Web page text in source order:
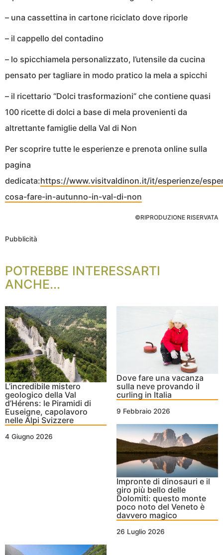
– una cassettina in cartone riciclato dove riporle
– il cappello del contadino
– lo spicchiamela personalizzato, l’utensile da cucina
pensato per tagliare in modo pratico la mela a spicchi
– il ricettario “Dolci trasformazioni” che contiene quasi
100 ricette di dolci a base di mela provenienti da
altrettante famiglie della Val di Non
Per scoprire tutte le esperienze e prenota online sulla
pagina
dedicata:https://www.visitvaldinon.it/it/esperienze/
cosa-fare-in-autunno-in-val-di-non
©RIPRODUZIONE RISERVATA
Pubblicità
POTREBBE INTERESSARTI
ANCHE...
L’incredibile mistero
geologico della Val
d’Hérens: le Piramidi di
Euseigne, capolavoro
nelle Alpi Svizzere
4 Giugno 2026
Dove fare una vacanza
sulla neve provando il
curling in Italia
9 Febbraio 2026
Impronte di dinosauri e il
giro più bello delle
Dolomiti: questo monte
poco noto del Veneto è
davvero magico
26 Luglio 2026